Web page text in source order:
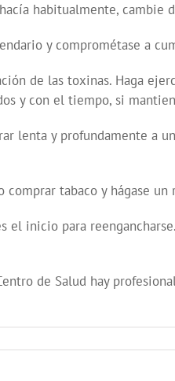
habitualmente, cambie
y comprométase a
de las toxinas. Haga
y con el tiempo, si
lenta y profundamente a
tabaco y hágase un
el inicio para
de Salud hay